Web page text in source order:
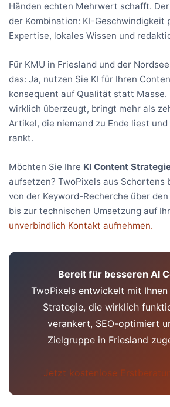
Händen echten Mehrwert schafft.
der Kombination: KI-Geschwindigkeit
Expertise, lokales Wissen und
Für KMU in Friesland und der
das: Ja, nutzen Sie KI für Ihren
konsequent auf Qualität statt Masse.
wirklich überzeugt, bringt mehr als
Artikel, die niemand zu Ende liest
rankt.
Möchten Sie Ihre KI Content
aufsetzen? TwoPixels aus Schortens
von der Keyword-Recherche über
bis zur technischen Umsetzung auf
unverbindlich Kontakt aufnehmen.
Bereit für besseren AI
TwoPixels entwickelt mit
Strategie, die wirklich
verankert, SEO-optimiert
Zielgruppe in Friesland
Jetzt kostenlose